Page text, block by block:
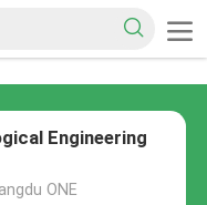
Engineering
ONE